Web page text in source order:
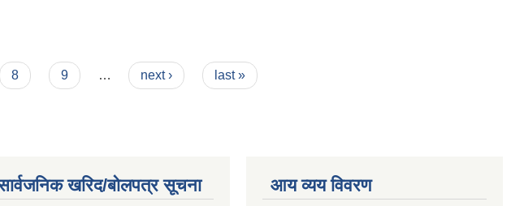
8 9 … next › last »
खरिद/बोलपत्र सूचना आय व्यय विवरण